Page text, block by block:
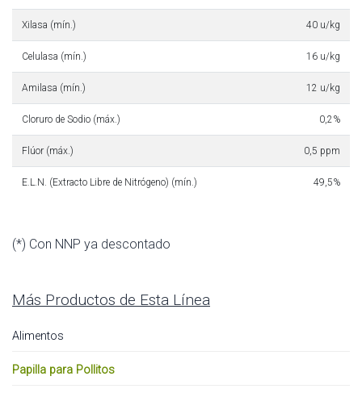
Xilasa (mín.) 40 u/kg
Celulasa (mín.) 16 u/kg
Amilasa (mín.) 12 u/kg
Cloruro de Sodio (máx.) 0,2%
Flúor (máx.) 0,5 ppm
E.L.N. (Extracto Libre de Nitrógeno) (mín.) 49,5%
(*) Con NNP ya descontado
Más Productos de Esta Línea
Alimentos
Papilla para Pollitos